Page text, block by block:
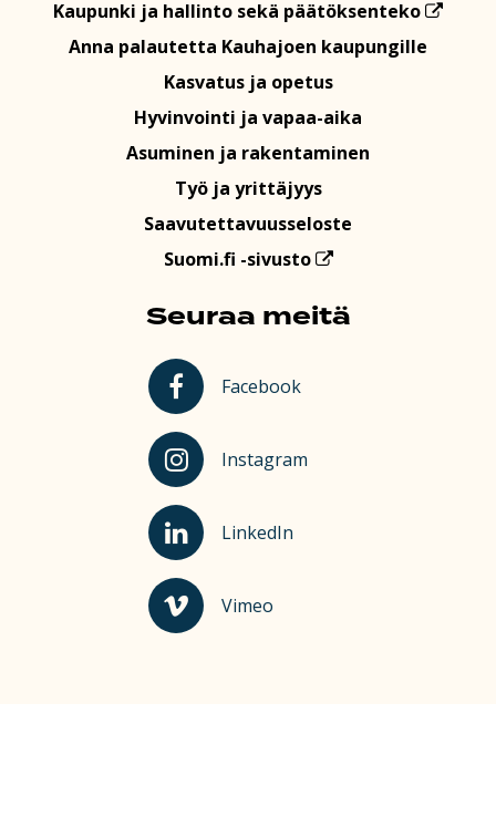
Kaupunki ja hallinto sekä päätöksenteko
Anna palautetta Kauhajoen kaupungille
Kasvatus ja opetus
Hyvinvointi ja vapaa-aika
Asuminen ja rakentaminen
Työ ja yrittäjyys
Saavutettavuusseloste
Suomi.fi -sivusto
Seuraa meitä
Kauhajoki Facebookissa
Facebook
Kauhajoki Instagramissa
Instagram
Kauhajoki LinkedInissä
LinkedIn
Kauhajoki Vimeossa
Vimeo